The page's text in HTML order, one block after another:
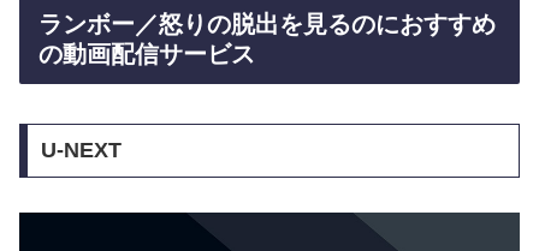
ランボー／怒りの脱出を見るのにおすすめ
の動画配信サービス
U-NEXT